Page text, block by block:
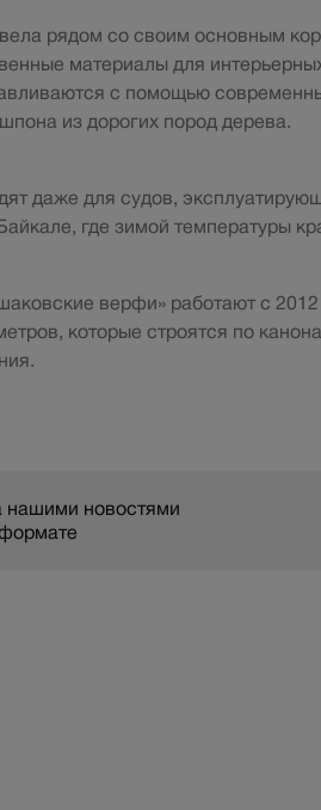
рядом со своим основным
материалы для
с помощью
из дорогих пород дерева.
даже для судов,
где зимой температуры
верфи» работают с
которые строятся по
нашими новостями